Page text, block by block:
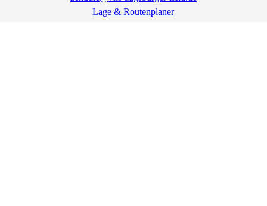
Lage & Routenplaner